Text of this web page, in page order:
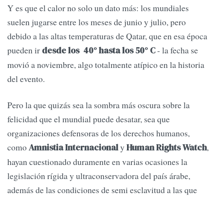
Y es que el calor no solo un dato más: los mundiales
suelen jugarse entre los meses de junio y julio, pero
debido a las altas temperaturas de Qatar, que en esa época
pueden ir desde los 40° hasta los 50° C- la fecha se
movió a noviembre, algo totalmente atípico en la historia
del evento.
Pero la que quizás sea la sombra más oscura sobre la
felicidad que el mundial puede desatar, sea que
organizaciones defensoras de los derechos humanos,
comoAmnistia Internacionaly Human Rights Watch,
hayan cuestionado duramente en varias ocasiones la
legislación rígida y ultraconservadora del país árabe,
además de las condiciones de semi esclavitud a las que